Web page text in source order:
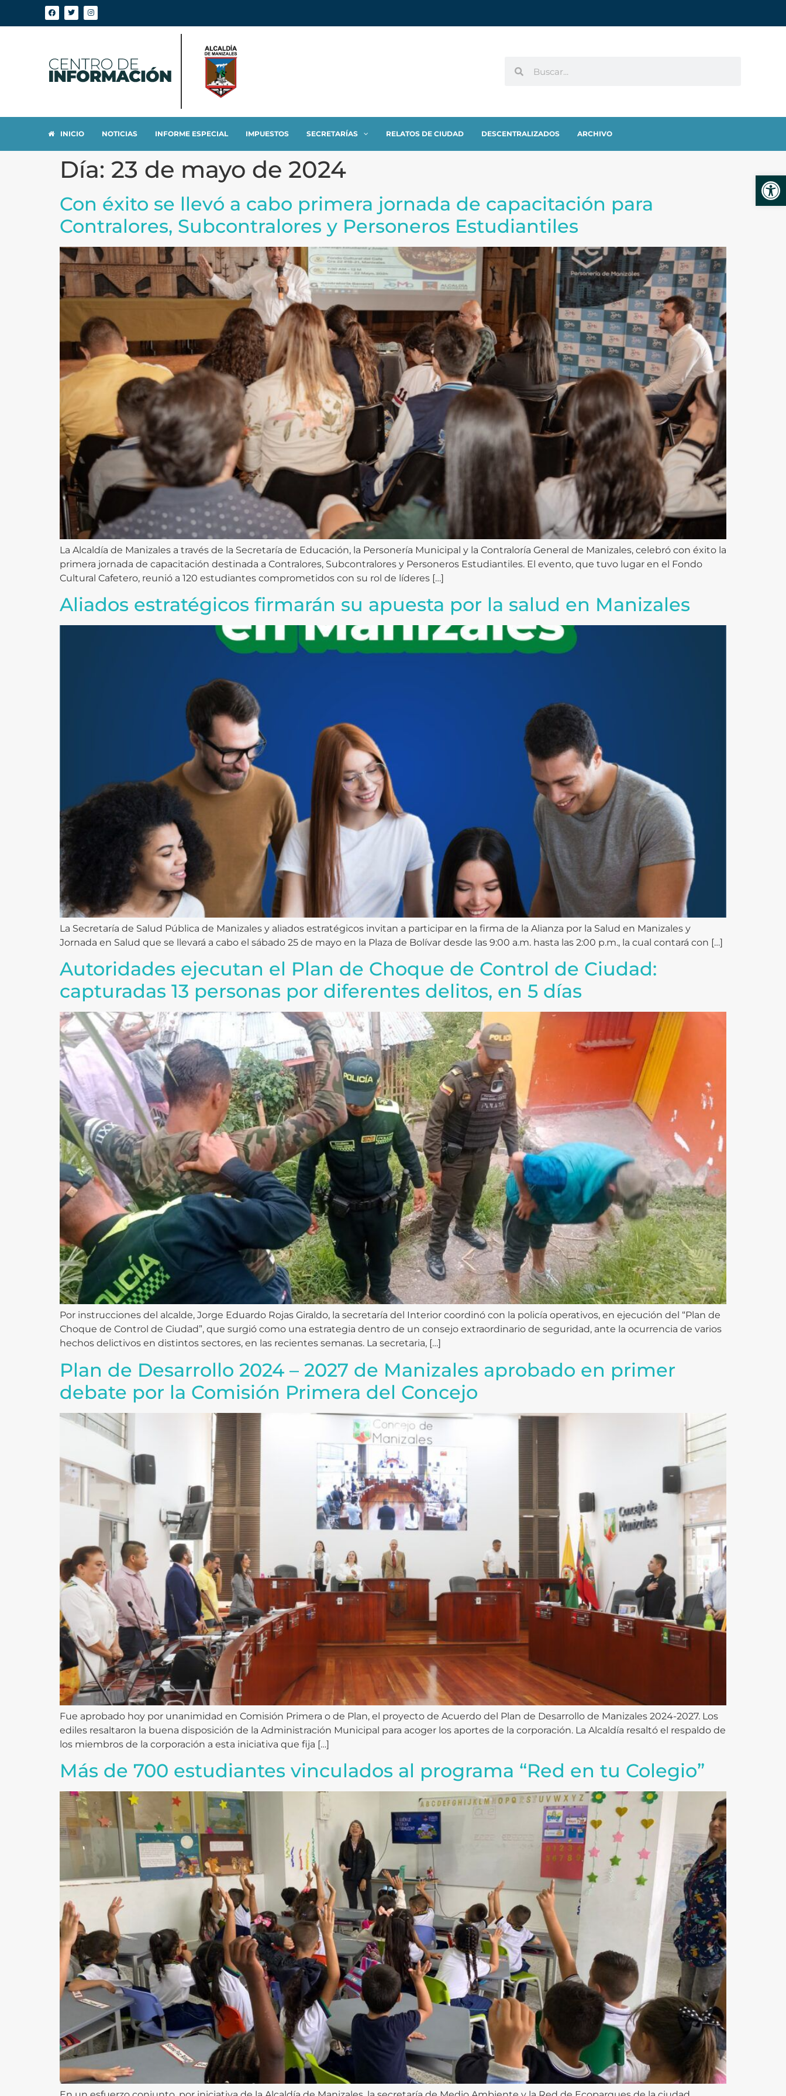
INICIO NOTICIAS INFORME ESPECIAL IMPUESTOS SECRETARÍAS RELATOS DE CIUDAD DESCENTRALIZADOS ARCHIVO
Día: 23 de mayo de 2024
Con éxito se llevó a cabo primera jornada de capacitación para
Contralores, Subcontralores y Personeros Estudiantiles
La Alcaldía de Manizales a través de la Secretaría de Educación, la Personería Municipal y la Contraloría General de Manizales, celebró con éxito la
primera jornada de capacitación destinada a Contralores, Subcontralores y Personeros Estudiantiles. El evento, que tuvo lugar en el Fondo
Cultural Cafetero, reunió a 120 estudiantes comprometidos con su rol de líderes […]
Aliados estratégicos firmarán su apuesta por la salud en Manizales
La Secretaría de Salud Pública de Manizales y aliados estratégicos invitan a participar en la firma de la Alianza por la Salud en Manizales y
Jornada en Salud que se llevará a cabo el sábado 25 de mayo en la Plaza de Bolívar desde las 9:00 a.m. hasta las 2:00 p.m., la cual contará con […]
Autoridades ejecutan el Plan de Choque de Control de Ciudad:
capturadas 13 personas por diferentes delitos, en 5 días
Por instrucciones del alcalde, Jorge Eduardo Rojas Giraldo, la secretaría del Interior coordinó con la policía operativos, en ejecución del “Plan de
Choque de Control de Ciudad”, que surgió como una estrategia dentro de un consejo extraordinario de seguridad, ante la ocurrencia de varios
hechos delictivos en distintos sectores, en las recientes semanas. La secretaria, […]
Plan de Desarrollo 2024 – 2027 de Manizales aprobado en primer
debate por la Comisión Primera del Concejo
Fue aprobado hoy por unanimidad en Comisión Primera o de Plan, el proyecto de Acuerdo del Plan de Desarrollo de Manizales 2024-2027. Los
ediles resaltaron la buena disposición de la Administración Municipal para acoger los aportes de la corporación. La Alcaldía resaltó el respaldo de
los miembros de la corporación a esta iniciativa que fija […]
Más de 700 estudiantes vinculados al programa “Red en tu Colegio”